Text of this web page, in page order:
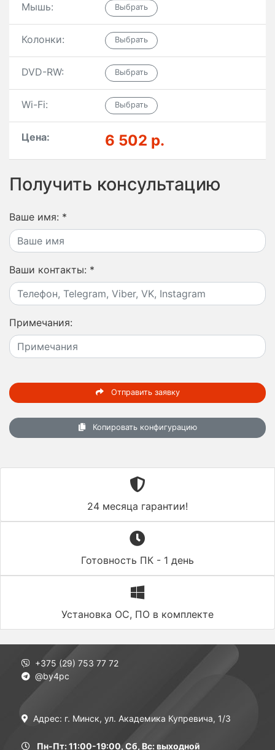
Мышь:
Колонки:
DVD-RW:
Wi-Fi:
Цена: 6 502 р.
Получить консультацию
Ваше имя: *
Ваши контакты: *
Примечания:
Отправить заявку
Копировать конфигурацию
24 месяца гарантии!
Готовность ПК - 1 день
Установка ОС, ПО в комплекте
+375 (29) 753 77 72
@by4pc
Адрес: г. Минск, ул. Академика Купревича, 1/3
Пн-Пт: 11:00-19:00, Сб, Вс: выходной